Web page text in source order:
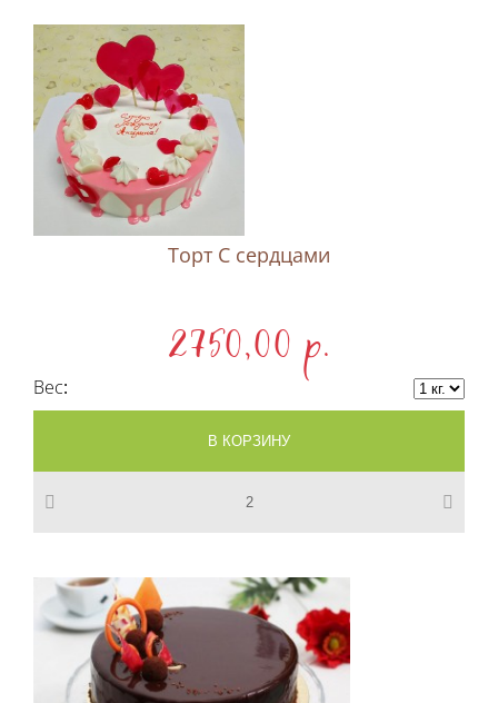
Торт С сердцами
2750,00 p.
Вес